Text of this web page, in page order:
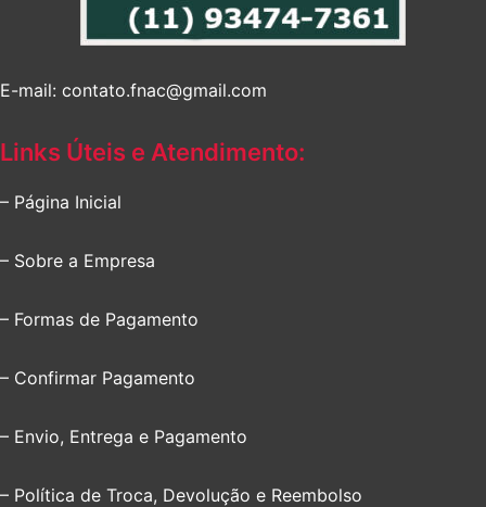
E-mail: contato.fnac@gmail.com
Links Úteis e Atendimento:
– Página Inicial
– Sobre a Empresa
– Formas de Pagamento
– Confirmar Pagamento
– Envio, Entrega e Pagamento
– Política de Troca, Devolução e Reembolso